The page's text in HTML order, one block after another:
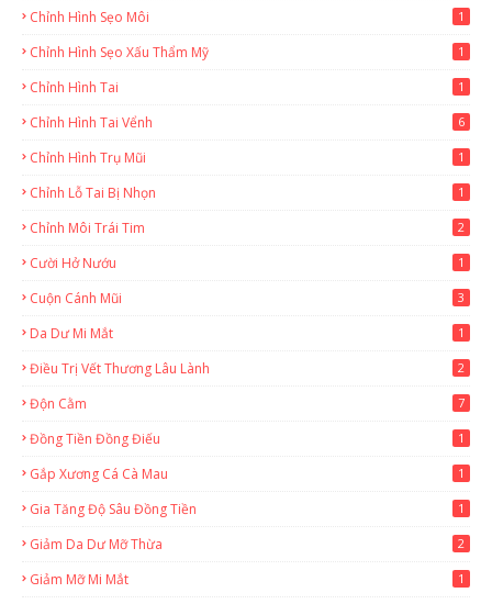
Chỉnh Hình Sẹo Môi 1
Chỉnh Hình Sẹo Xấu Thẩm Mỹ 1
Chỉnh Hình Tai 1
Chỉnh Hình Tai Vểnh 6
Chỉnh Hình Trụ Mũi 1
Chỉnh Lỗ Tai Bị Nhọn 1
Chỉnh Môi Trái Tim 2
Cười Hở Nướu 1
Cuộn Cánh Mũi 3
Da Dư Mi Mắt 1
Điều Trị Vết Thương Lâu Lành 2
Độn Cằm 7
Đồng Tiền Đồng Điếu 1
Gắp Xương Cá Cà Mau 1
Gia Tăng Độ Sâu Đồng Tiền 1
Giảm Da Dư Mỡ Thừa 2
Giảm Mỡ Mi Mắt 1